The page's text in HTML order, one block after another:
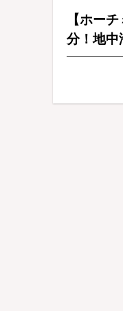
【ホー
分！地中